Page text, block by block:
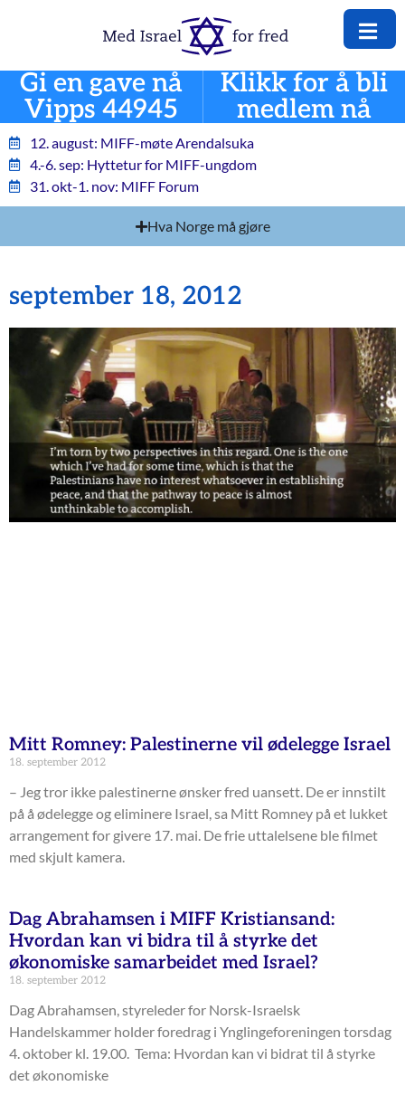
Gi en gave nå
Vipps 44945
Klikk for å bli
medlem nå
12. august: MIFF-møte Arendalsuka
4.-6. sep: Hyttetur for MIFF-ungdom
31. okt-1. nov: MIFF Forum
Hva Norge må gjøre
september 18, 2012
Mitt Romney: Palestinerne vil ødelegge Israel
18. september 2012
– Jeg tror ikke palestinerne ønsker fred uansett. De er innstilt
på å ødelegge og eliminere Israel, sa Mitt Romney på et lukket
arrangement for givere 17. mai. De frie uttalelsene ble filmet
med skjult kamera.
Dag Abrahamsen i MIFF Kristiansand:
Hvordan kan vi bidra til å styrke det
økonomiske samarbeidet med Israel?
18. september 2012
Dag Abrahamsen, styreleder for Norsk-Israelsk
Handelskammer holder foredrag i Ynglingeforeningen torsdag
4. oktober kl. 19.00. Tema: Hvordan kan vi bidrat til å styrke
det økonomiske